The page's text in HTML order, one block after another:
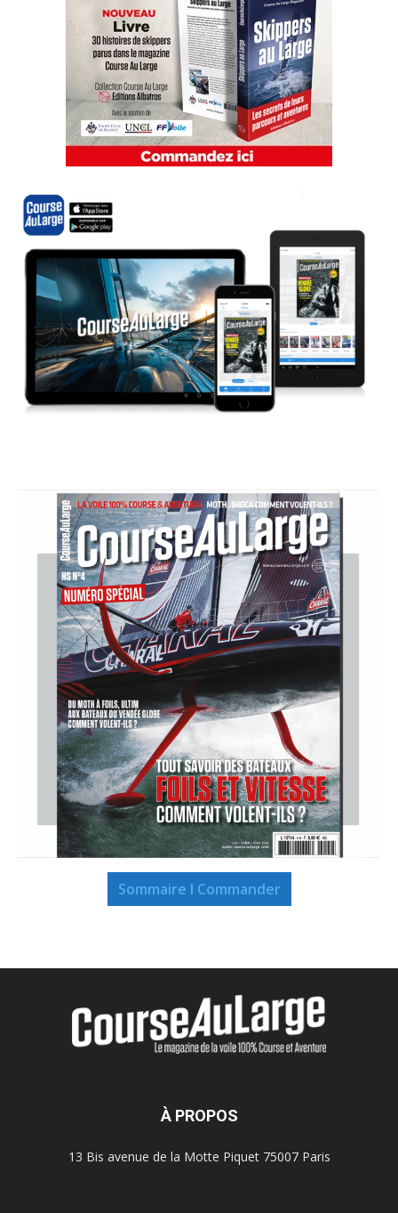
Sommaire I Commander
À PROPOS
13 Bis avenue de la Motte Piquet 75007 Paris